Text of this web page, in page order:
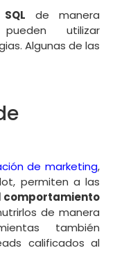
de manera
utilizar
Algunas de las
de marketing,
permiten a las
comportamiento
de manera
también
calificados al